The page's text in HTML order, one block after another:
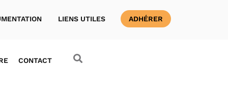
LIENS UTILES ADHÉRER
CONTACT